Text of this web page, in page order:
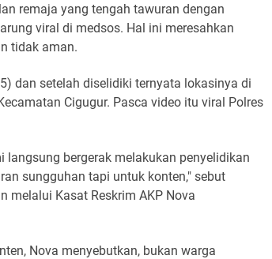
remaja yang tengah tawuran dengan
viral di medsos. Hal ini meresahkan
tidak aman.
dan setelah diselidiki ternyata lokasinya di
Cigugur. Pasca video itu viral Polres
bergerak melakukan penyelidikan
sungguhan tapi untuk konten," sebut
melalui Kasat Reskrim AKP Nova
Nova menyebutkan, bukan warga